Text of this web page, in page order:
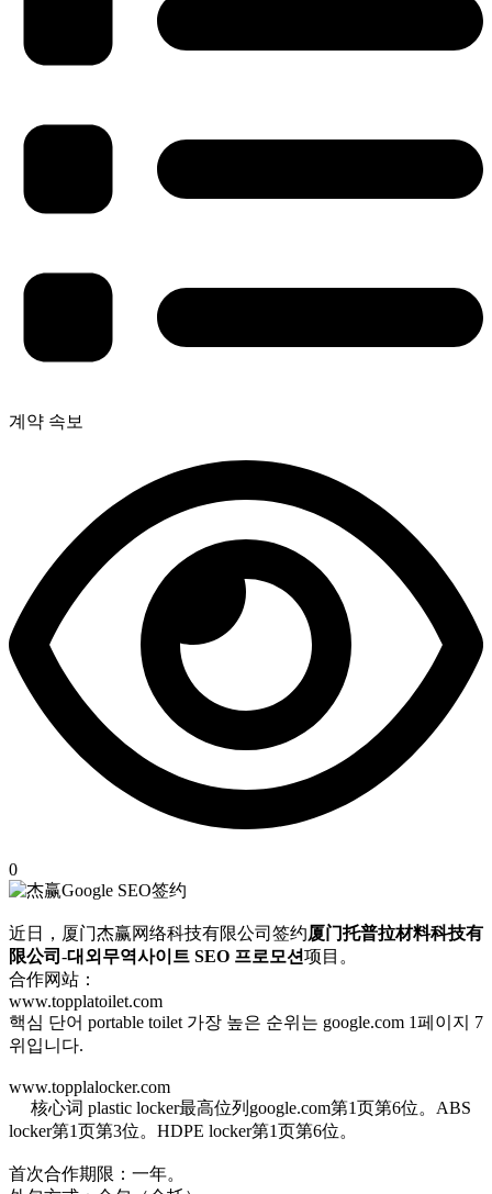
계약 속보
0
近日，厦门杰赢网络科技有限公司签约厦门托普拉材料科技有
限公司 -대외무역사이트 SEO 프로모션项目。
合作网站：
www.topplatoilet.com
핵심 단어 portable toilet 가장 높은 순위는 google.com 1페이지 7
위입니다.
www.topplalocker.com
核心词 plastic locker最高位列google.com第1页第6位。ABS
locker第1页第3位。HDPE locker第1页第6位。
首次合作期限：一年。